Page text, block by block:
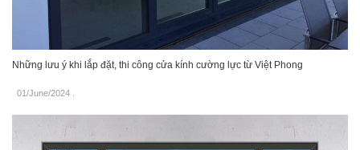
Những lưu ý khi lắp đặt, thi công cửa kính cường lực từ Việt Phong
01/June/2024